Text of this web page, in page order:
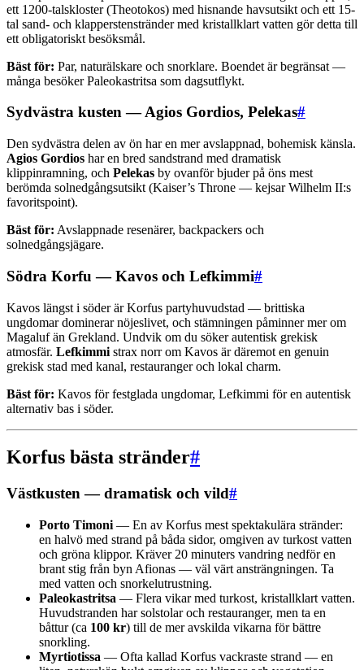
ett 1200-talskloster (Theotokos) med hisnande havsutsikt och ett 15-
tal sand- och klapperstenstränder med kristallklart vatten gör detta till
ett obligatoriskt besöksmål.
Bäst för: Par, naturälskare och snorklare. Boendet är begränsat —
många besöker Paleokastritsa som dagsutflykt.
Sydvästra kusten — Agios Gordios, Pelekas#
Den sydvästra delen av ön har en mer avslappnad, bohemisk känsla.
Agios Gordios har en bred sandstrand med dramatisk
klippinramning, och Pelekas by ovanför bjuder på öns mest
berömda solnedgångsutsikt (Kaiser’s Throne — kejsar Wilhelm II:s
favoritspoint).
Bäst för: Avslappnade resenärer, backpackers och
solnedgångsjägare.
Södra Korfu — Kavos och Lefkimmi#
Kavos längst i söder är Korfus partyhuvudstad — brittiska
ungdomar dominerar nöjeslivet, och stämningen påminner mer om
Magaluf än Grekland. Undvik om du söker autentisk grekisk
atmosfär. Lefkimmi strax norr om Kavos är däremot en genuin
grekisk stad med kanal, restauranger och lokal charm.
Bäst för: Kavos för festglada ungdomar, Lefkimmi för en autentisk
alternativ bas i söder.
Korfus bästa stränder#
Västkusten — dramatisk och vild#
Porto Timoni — En av Korfus mest spektakulära stränder:
en halvö med strand på båda sidor, omgiven av turkost vatten
och gröna klippor. Kräver 20 minuters vandring nedför en
brant stig från byn Afionas — väl värt ansträngningen. Ta
med vatten och snorkelutrustning.
Paleokastritsa — Flera vikar med turkost, kristallklart vatten.
Huvudstranden har solstolar och restauranger, men ta en
båttur (ca 100 kr) till de mer avskilda vikarna för bättre
snorkling.
Myrtiotissa — Ofta kallad Korfus vackraste strand — en